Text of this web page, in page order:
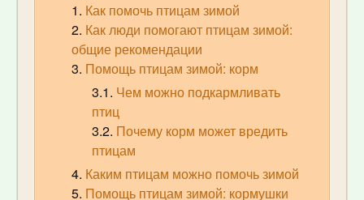
Как помочь птицам зимой
Как люди помогают птицам зимой:
общие рекомендации
Помощь птицам зимой: корм
Чем можно подкармливать
птиц
Почему корм может вредить
птицам
Каким птицам можно помочь зимой
Помощь птицам зимой: кормушки